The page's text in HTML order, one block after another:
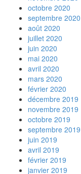
octobre 2020
septembre 2020
août 2020
juillet 2020
juin 2020
mai 2020
avril 2020
mars 2020
février 2020
décembre 2019
novembre 2019
octobre 2019
septembre 2019
juin 2019
avril 2019
février 2019
janvier 2019